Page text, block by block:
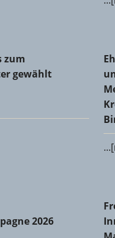
Mainz-Worms
Ehrenobermeister
zum
gewählt
Mainz-Bingen: 2026
2026